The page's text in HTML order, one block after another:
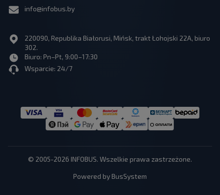
info@infobus.by
220090, Republika Białorusi, Mińsk, trakt Łohojski 22A, biuro
302.
Biuro: Pn–Pt, 9:00–17:30
Wsparcie: 24/7
© 2005-2026 INFOBUS. Wszelkie prawa zastrzeżone.
Powered by BusSystem